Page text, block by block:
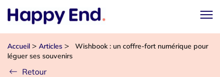
Accueil > Articles >
Wishbook : un coffre-fort numérique pour
léguer ses souvenirs
Retour